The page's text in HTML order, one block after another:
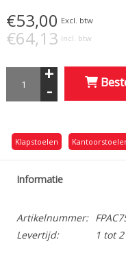
€53,00 Excl. btw
€64,13 Incl. btw
+
-
Klapstoelen
Informatie
Artikelnummer:
Levertijd:
1 tot